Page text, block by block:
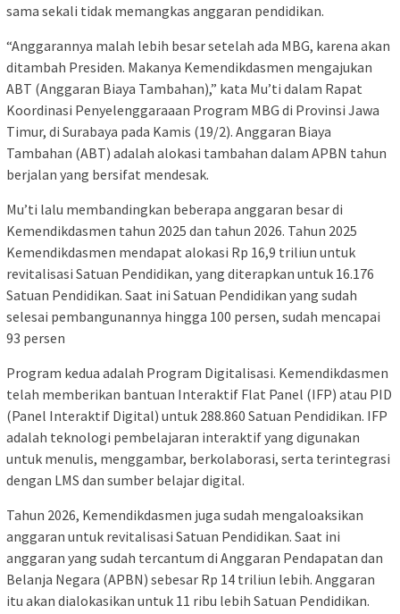
sama sekali tidak memangkas anggaran pendidikan.
“Anggarannya malah lebih besar setelah ada MBG, karena akan
ditambah Presiden. Makanya Kemendikdasmen mengajukan
ABT (Anggaran Biaya Tambahan),” kata Mu’ti dalam Rapat
Koordinasi Penyelenggaraaan Program MBG di Provinsi Jawa
Timur, di Surabaya pada Kamis (19/2). Anggaran Biaya
Tambahan (ABT) adalah alokasi tambahan dalam APBN tahun
berjalan yang bersifat mendesak.
Mu’ti lalu membandingkan beberapa anggaran besar di
Kemendikdasmen tahun 2025 dan tahun 2026. Tahun 2025
Kemendikdasmen mendapat alokasi Rp 16,9 triliun untuk
revitalisasi Satuan Pendidikan, yang diterapkan untuk 16.176
Satuan Pendidikan. Saat ini Satuan Pendidikan yang sudah
selesai pembangunannya hingga 100 persen, sudah mencapai
93 persen
Program kedua adalah Program Digitalisasi. Kemendikdasmen
telah memberikan bantuan Interaktif Flat Panel (IFP) atau PID
(Panel Interaktif Digital) untuk 288.860 Satuan Pendidikan. IFP
adalah teknologi pembelajaran interaktif yang digunakan
untuk menulis, menggambar, berkolaborasi, serta terintegrasi
dengan LMS dan sumber belajar digital.
Tahun 2026, Kemendikdasmen juga sudah mengaloaksikan
anggaran untuk revitalisasi Satuan Pendidikan. Saat ini
anggaran yang sudah tercantum di Anggaran Pendapatan dan
Belanja Negara (APBN) sebesar Rp 14 triliun lebih. Anggaran
itu akan dialokasikan untuk 11 ribu lebih Satuan Pendidikan.